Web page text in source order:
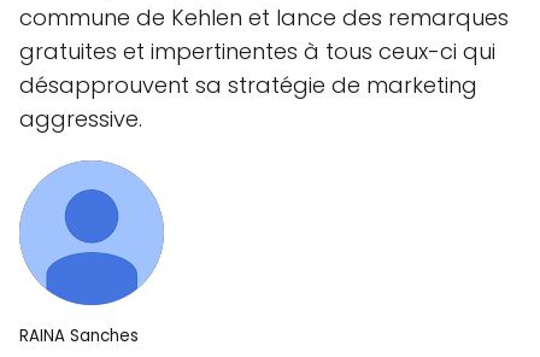
commune de Kehlen et lance des remarques
gratuites et impertinentes à tous ceux-ci qui
désapprouvent sa stratégie de marketing
aggressive.
RAINA Sanches